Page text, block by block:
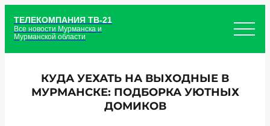
ТЕЛЕКОМПАНИЯ ТВ-21
Все новости Мурманска и
Мурманской области
КУДА УЕХАТЬ НА ВЫХОДНЫЕ В
МУРМАНСКЕ: ПОДБОРКА УЮТНЫХ
ДОМИКОВ